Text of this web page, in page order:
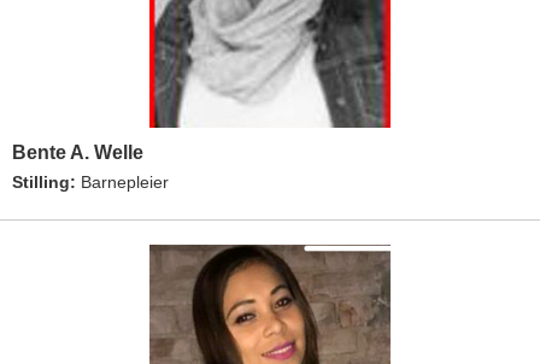
Bente A. Welle
Stilling: Barnepleier